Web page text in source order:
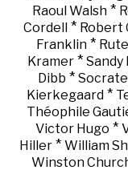
Raoul Walsh*
Cordell * Robert
Franklin*
Kramer * Sandy
Dibb * Socrate
Kierkegaard*
Théophile
Victor Hugo *
Hiller * William
Winston